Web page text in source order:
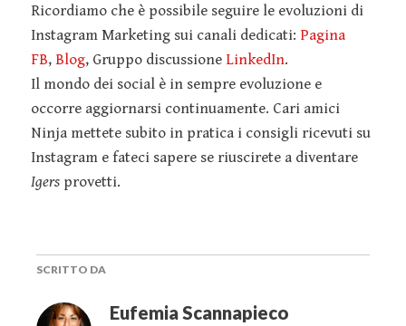
Ricordiamo che è possibile seguire le evoluzioni di
Instagram Marketing sui canali dedicati: Pagina
FB, Blog, Gruppo discussione LinkedIn.
Il mondo dei social è in sempre evoluzione e
occorre aggiornarsi continuamente. Cari amici
Ninja mettete subito in pratica i consigli ricevuti su
Instagram e fateci sapere se riuscirete a diventare
Igers provetti.
SCRITTO DA
Eufemia Scannapieco